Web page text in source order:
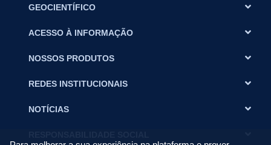
GEOCIENTÍFICO
ACESSO À INFORMAÇÃO
NOSSOS PRODUTOS
REDES INSTITUCIONAIS
NOTÍCIAS